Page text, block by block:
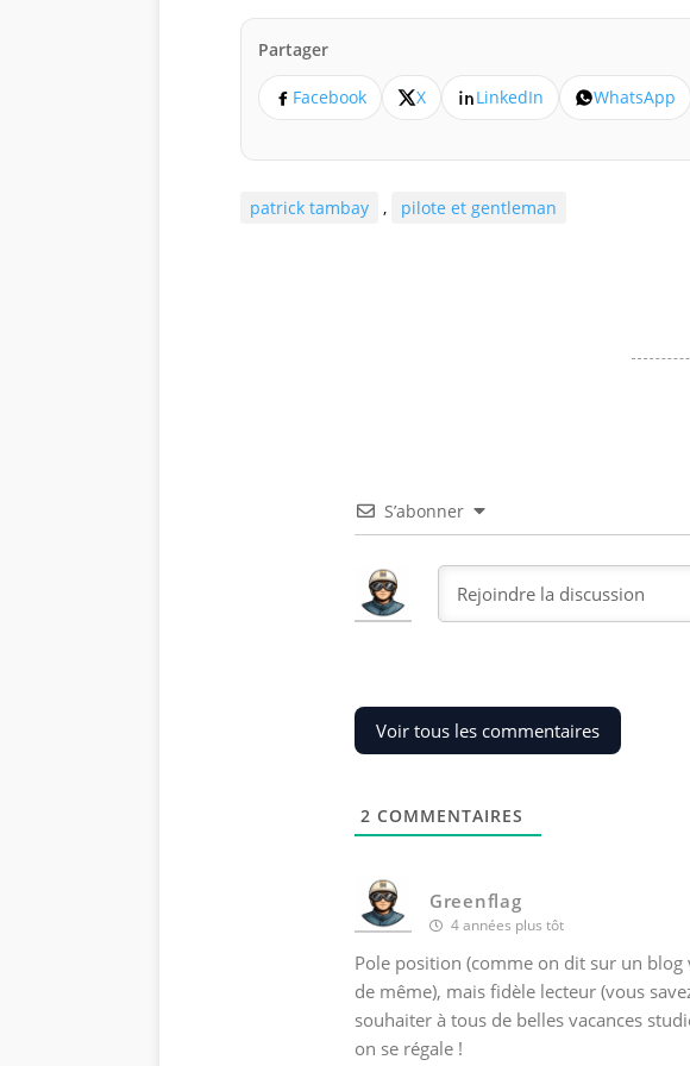
Partager
Facebook X LinkedIn WhatsApp
patrick tambay , pilote et gentleman
S’abonner
Voir tous les commentaires
2 COMMENTAIRES
Greenflag
4 années plus tôt
Pole position (comme on dit sur un
de même), mais fidèle lecteur (vous
souhaiter à tous de belles vacances
on se régale !